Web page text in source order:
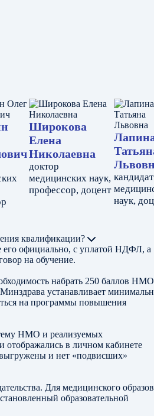
Широкова
Елена
Николаевна
доктор
медицинских наук,
профессор, доцент
кандидат
наук,
квалификации?
его официально, с уплатой НДФЛ, а
на обучение.
набрать 250 баллов
устанавливает
на программы повышения
НМО и реализуемых
отображались в личном кабинете
и нет «подвисших»
Для медицинского
образовательной